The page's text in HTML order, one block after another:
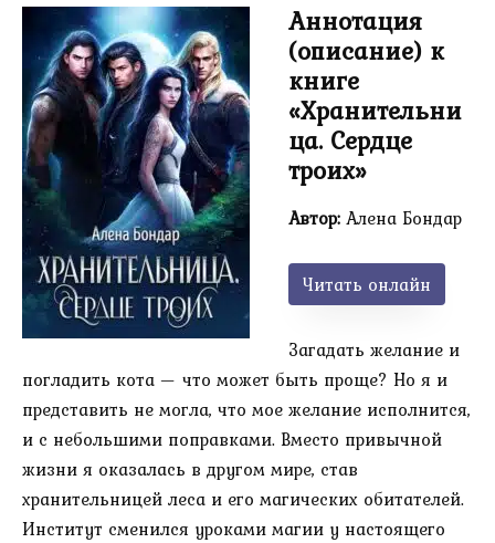
Аннотация
(описание) к
книге
«Хранительни
ца. Сердце
троих»
Автор:Алена Бондар
Читать онлайн
Загадать желание и
погладить кота — что может быть проще? Но я и
представить не могла, что мое желание исполнится,
и с небольшими поправками. Вместо привычной
жизни я оказалась в другом мире, став
хранительницей леса и его магических обитателей.
Институт сменился уроками магии у настоящего